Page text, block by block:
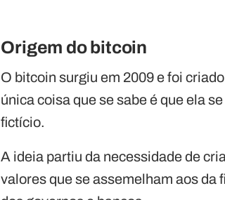
Origem do bitcoin
O bitcoin surgiu em 2009 e foi
única coisa que se sabe é que ela
fictício.
A ideia partiu da necessidade de
valores que se assemelham aos